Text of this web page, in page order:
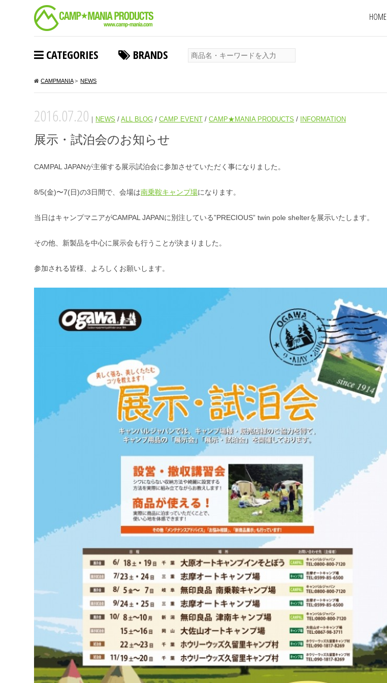
HOME
CATEGORIES BRANDS
CAMPMANIA> NEWS
2016.07.20 ｜ NEWS /ALL BLOG /CAMP EVENT /CAMP★MANIA PRODUCTS / INFORMATION
展示・試泊会のお知らせ
CAMPAL JAPANが主催する展示試泊会に参加させていただく事になりました。
8/5(金)〜7(日)の3日間で、会場は南乗鞍キャンプ場になります。
当日はキャンプマニアがCAMPAL JAPANに別注している”PRECIOUS” twin pole shelterを展示いたします。
その他、新製品を中心に展示会も行うことが決まりました。
参加される皆様、よろしくお願いします。